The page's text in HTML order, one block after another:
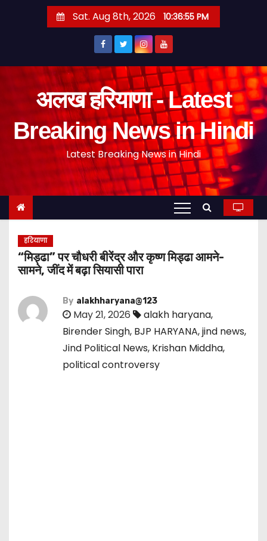
Sat. Aug 8th, 2026 10:36:56 PM
अलख हरियाणा - Latest
Breaking News in Hindi
Latest Breaking News in Hindi
हरियाणा
“मिड्ढा” पर चौधरी बीरेंद्र और कृष्ण मिड्ढा आमने-
सामने, जींद में बढ़ा सियासी पारा
By alakhharyana@123
May 21, 2026 alakh haryana,
Birender Singh, BJP HARYANA,jind news,
Jind Political News, Krishan Middha,
political controversy